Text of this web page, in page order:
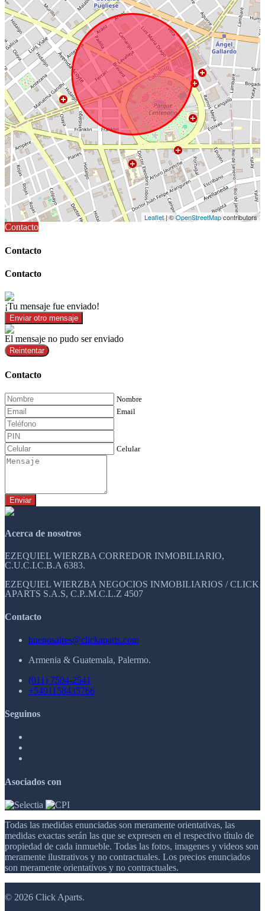
Leaflet| ©OpenStreetMapcontributors
Contacto
Contacto
Contacto
¡Tu mensaje fue enviado!
Enviar otro mensaje
El mensaje no pudo ser enviado
Reintentar
Contacto
Nombre
Email
Celular
Enviar
Acerca de nosotros
EZEQUIEL WIERZBA CORREDOR INMOBILIARIO,
C.U.C.I.C.B.A 6383.
EZEQUIEL WIERZBA NEGOCIOS INMOBILIARIOS / CLICK
APARTS S.A.S, C.P..M.C.L.Z 4507
Contacto
buenosaires@clickaparts.com
Armenia & Guatemala, Palermo.
(011) 7504-2541
+5491158435766
Seguinos
Asociados con
Todas las medidas enunciadas son meramente orientativas, las
medidas exactas serán las que se expresen en el respectivo título de
propiedad de cada inmueble. Todas las fotos, imagenes y videos son
meramente ilustrativos y no contractuales. Los precios enunciados
son meramente orientativos y no contractuales.
© 2026 Click Aparts.